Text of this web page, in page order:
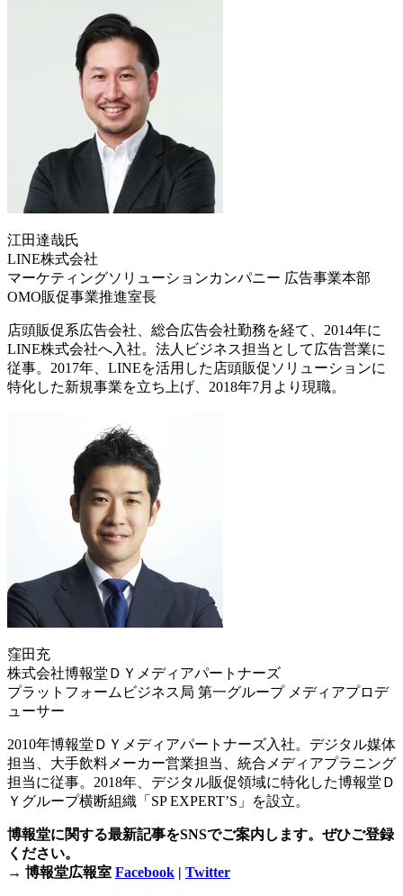
江田達哉氏
LINE株式会社
マーケティングソリューションカンパニー 広告事業本部
OMO販促事業推進室長
店頭販促系広告会社、総合広告会社勤務を経て、2014年に
LINE株式会社へ入社。法人ビジネス担当として広告営業に
従事。2017年、LINEを活用した店頭販促ソリューションに
特化した新規事業を立ち上げ、2018年7月より現職。
窪田充
株式会社博報堂ＤＹメディアパートナーズ
プラットフォームビジネス局 第一グループ メディアプロデ
ューサー
2010年博報堂ＤＹメディアパートナーズ入社。デジタル媒体
担当、大手飲料メーカー営業担当、統合メディアプラニング
担当に従事。2018年、デジタル販促領域に特化した博報堂Ｄ
Ｙグループ横断組織「SP EXPERT’S」を設立。
博報堂に関する最新記事をSNSでご案内します。ぜひご登録
ください。
→ 博報堂広報室 Facebook | Twitter